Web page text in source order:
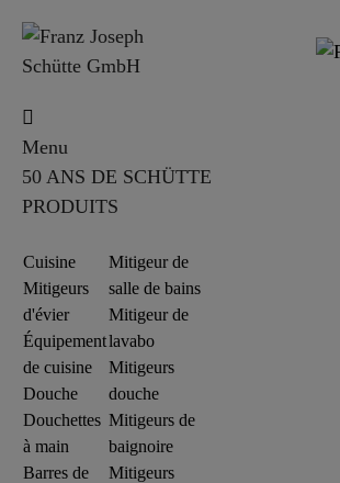
Menu
50 ANS DE SCHÜTTE
PRODUITS
Cuisine
Mitigeurs
d'évier
Équipement
de cuisine
Douche
Douchettes
à main
Barres de
Mitigeur de
salle de bains
Mitigeur de
lavabo
Mitigeurs
douche
Mitigeurs de
baignoire
Mitigeurs